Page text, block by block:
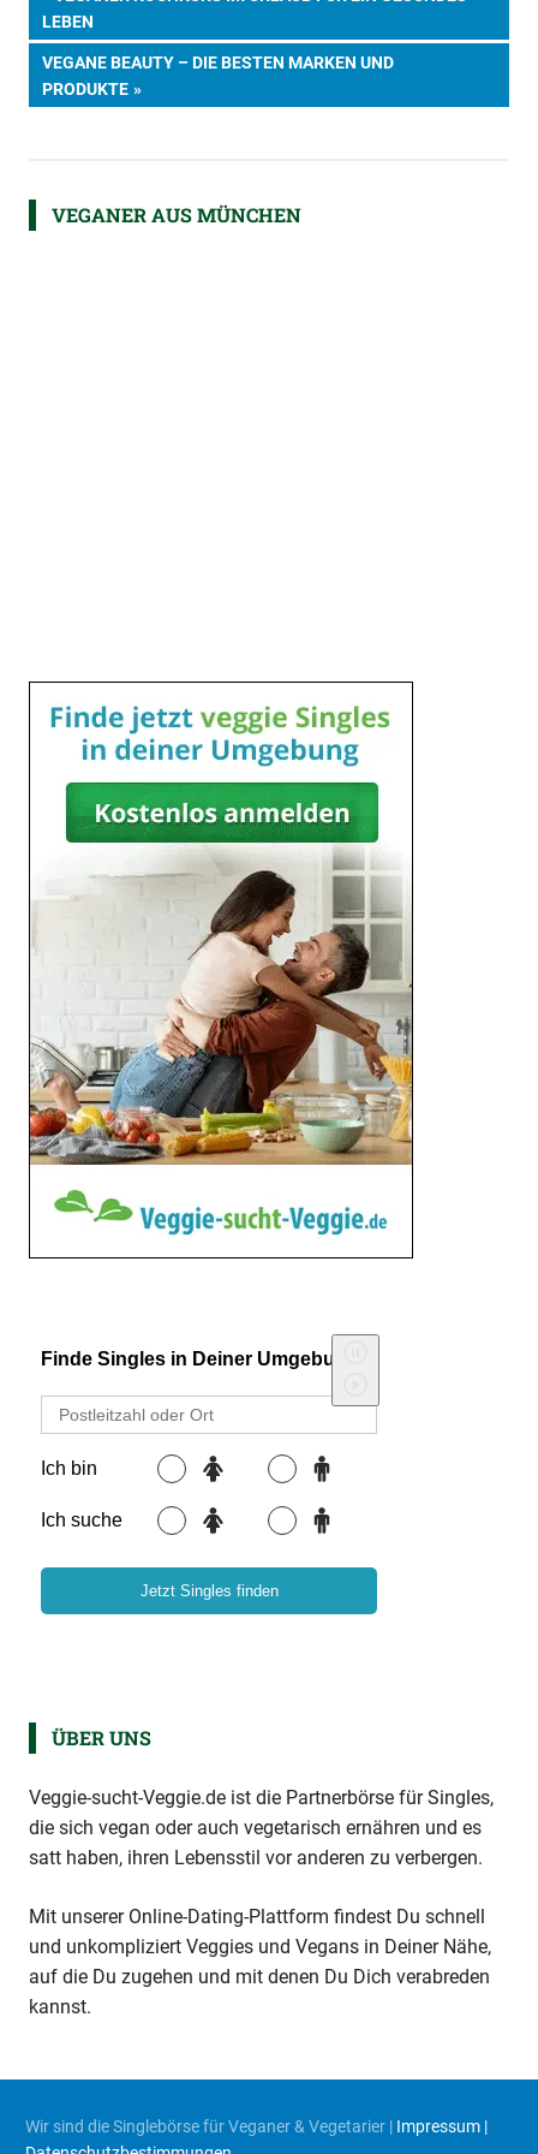
BEITRAG:
LEBEN
NÄCHSTER
BEITRAG:
VEGANE BEAUTY – DIE BESTEN MARKEN UND
PRODUKTE
VEGANER AUS MÜNCHEN
ÜBER UNS
Veggie-sucht-Veggie.de ist die Partnerbörse für Singles,
die sich vegan oder auch vegetarisch ernähren und es
satt haben, ihren Lebensstil vor anderen zu verbergen.
Mit unserer Online-Dating-Plattform findest Du schnell
und unkompliziert Veggies und Vegans in Deiner Nähe,
auf die Du zugehen und mit denen Du Dich verabreden
kannst.
Wir sind die Singlebörse für Veganer & Vegetarier | Impressum |